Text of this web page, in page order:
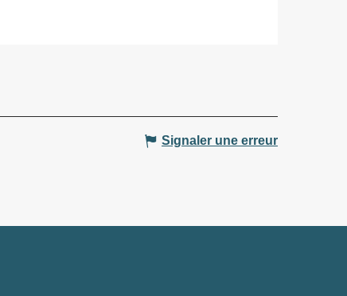
Signaler une erreur